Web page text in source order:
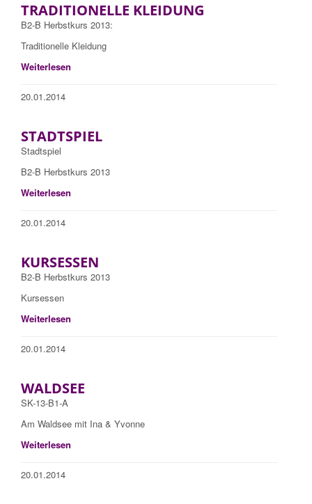
TRADITIONELLE KLEIDUNG
B2-B Herbstkurs 2013:
Traditionelle Kleidung
Weiterlesen
20.01.2014
STADTSPIEL
Stadtspiel
B2-B Herbstkurs 2013
Weiterlesen
20.01.2014
KURSESSEN
B2-B Herbstkurs 2013
Kursessen
Weiterlesen
20.01.2014
WALDSEE
SK-13-B1-A
Am Waldsee mit Ina & Yvonne
Weiterlesen
20.01.2014